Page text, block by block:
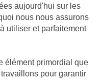
aujourd'hui sur les
nous nous assurons
utiliser et parfaitement
élément primordial que
pour garantir